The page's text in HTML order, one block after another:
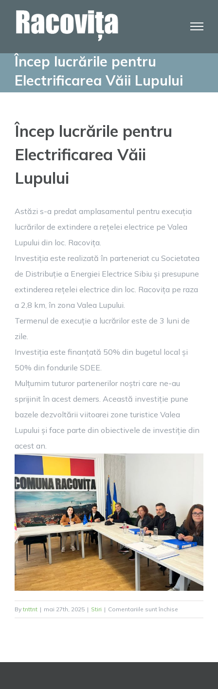
Încep lucrările pentru
Electrificarea Văii Lupului
Încep lucrările pentru
Electrificarea Văii
Lupului
Astăzi s-a predat amplasamentul pentru execuția
lucrărilor de extindere a rețelei electrice pe Valea
Lupului din loc. Racovița.
Investiția este realizată în parteneriat cu Societatea
de Distribuție a Energiei Electrice Sibiu și presupune
extinderea rețelei electrice din loc. Racovița pe raza
a 2,8 km, în zona Valea Lupului.
Termenul de execuție a lucrărilor este de 3 luni de
zile.
Investiția este finanțată 50% din bugetul local și
50% din fondurile SDEE.
Mulțumim tuturor partenerilor noștri care ne-au
sprijinit în acest demers. Această investiție pune
bazele dezvoltării viitoarei zone turistice Valea
Lupului și face parte din obiectivele de investiție din
acest an.
By tnttnt | mai 27th, 2025 | Stiri | Comentariile sunt închise
Încep